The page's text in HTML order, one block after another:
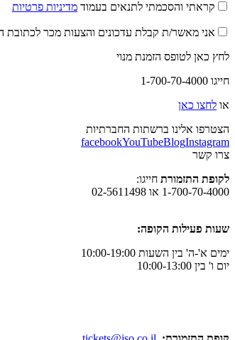
קראתי והסכמתי לתנאים בעמוד מדיניות פרטיות
אני מאשר/ת קבלת עדכונים והצעות מכר לכתובת
לחץ כאן לטופס הזמנת מנוי
חייגו 1-700-70-4000
או לחצו כאן
הצטרפו אלינו ברשתות החברתיות
facebookYouTubeBlogInstagram
צרו קשר
לקופת התזמורת חייגו:
1-700-70-4000 או 02-5611498
שעות פעילות הקופה:
ימים א'-ה' בין השעות 10:00-19:00
יום ו' בין 10:00-13:00